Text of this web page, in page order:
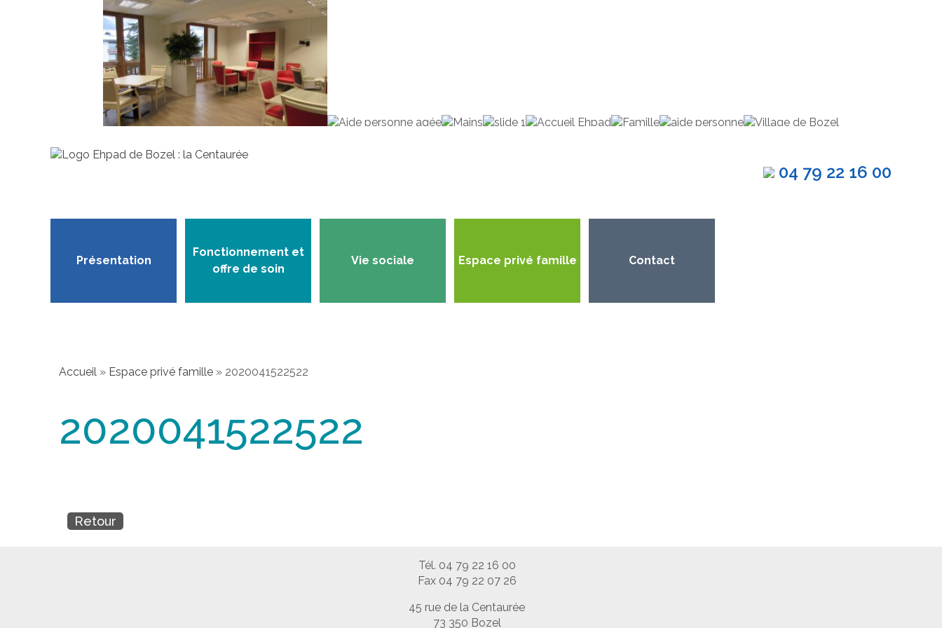
04 79 22 16 00
Présentation
Fonctionnement et
offre de soin
Vie sociale Espace privé famille Contact
Accueil » Espace privé famille » 2020041522522
2020041522522
Retour
Tél. 04 79 22 16 00
Fax 04 79 22 07 26
45 rue de la Centaurée
73 350 Bozel